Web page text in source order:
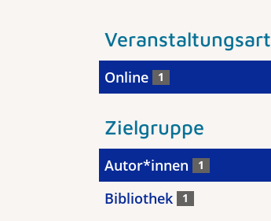
Veranstaltungsart
Online 1
Zielgruppe
Autor*innen 1
Bibliothek 1